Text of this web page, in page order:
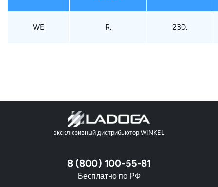
WE R. 230.
эксклюзивный дистрибьютор WINKEL
8 (800) 100-55-81
Бесплатно по РФ